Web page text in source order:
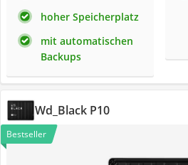
hoher Speicherplatz
mit automatischen
Backups
Wd_Black P10
Bestseller